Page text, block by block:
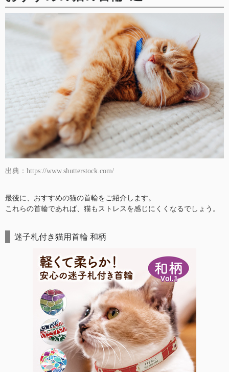
出典：https://www.shutterstock.com/
最後に、おすすめの猫の首輪をご紹介します。
これらの首輪であれば、猫もストレスを感じにくくなるでしょう。
迷子札付き猫用首輪 和柄